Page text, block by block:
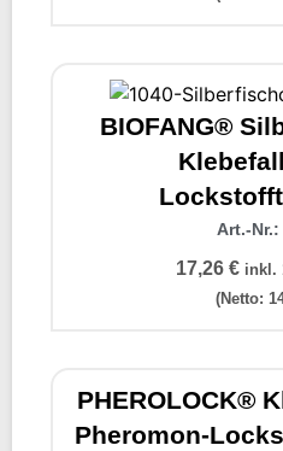
BIOFANG®
Art.-Nr.:
17,26 € inkl.
(Netto:
PHEROLOCK®
Pheromon-